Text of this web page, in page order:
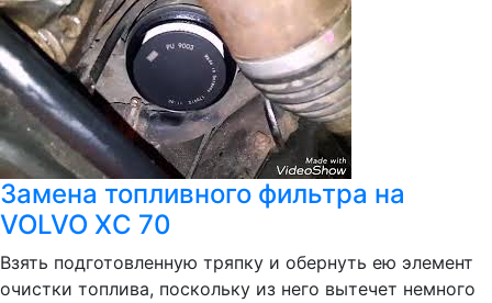
Замена топливного фильтра на
VOLVO XC 70
Взять подготовленную тряпку и обернуть ею элемент
очистки топлива, поскольку из него вытечет немного